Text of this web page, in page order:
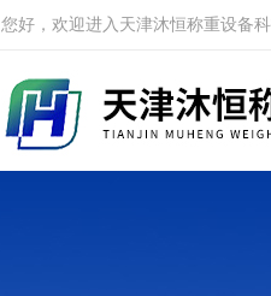
您好，欢迎进入天津沐恒称重设备